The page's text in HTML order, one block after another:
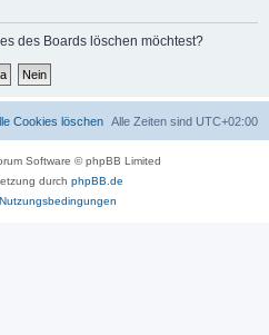
des Boards löschen möchtest?
Alle Zeiten sind UTC+02:00
Cookies löschen
Software © phpBB Limited
durch phpBB.de
Nutzungsbedingungen